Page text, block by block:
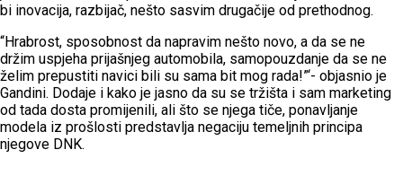
bi inovacija, razbijač, nešto sasvim drugačije od prethodnog.
“Hrabrost, sposobnost da napravim nešto novo, a da se ne
držim uspjeha prijašnjeg automobila, samopouzdanje da se ne
želim prepustiti navici bili su sama bit mog rada!”‘- objasnio je
Gandini. Dodaje i kako je jasno da su se tržišta i sam marketing
od tada dosta promijenili, ali što se njega tiče, ponavljanje
modela iz prošlosti predstavlja negaciju temeljnih principa
njegove DNK.